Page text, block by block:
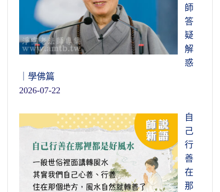
師
答
疑
解
惑
｜學佛篇
2026-07-22
自
己
行
善
在
那